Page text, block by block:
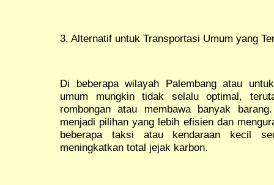
3. Alternatif untuk Transportasi Umum yang
Di beberapa wilayah Palembang atau
umum mungkin tidak selalu optimal,
rombongan atau membawa banyak
menjadi pilihan yang lebih efisien dan
beberapa taksi atau kendaraan kecil
meningkatkan total jejak karbon.